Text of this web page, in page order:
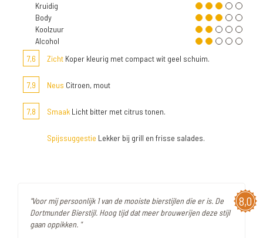
Kruidig
Body
Koolzuur
Alcohol
7,6
Zicht Koper kleurig met compact wit geel schuim.
7,9 Neus Citroen, mout
7,8 Smaak Licht bitter met citrus tonen.
Spijssuggestie Lekker bij grill en frisse salades.
8,0
"Voor mij persoonlijk 1 van de mooiste bierstijlen die er is. De
Dortmunder Bierstijl. Hoog tijd dat meer brouwerijen deze stijl
gaan oppikken. "